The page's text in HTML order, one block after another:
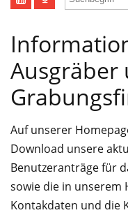
BLDAM
Arbeitsbereiche
Denkmale
Publikationen
Service
Ausgräber
Auf unserer
Download unsere
Benutzeranträge für
sowie die in unserem
Kontakdaten und die